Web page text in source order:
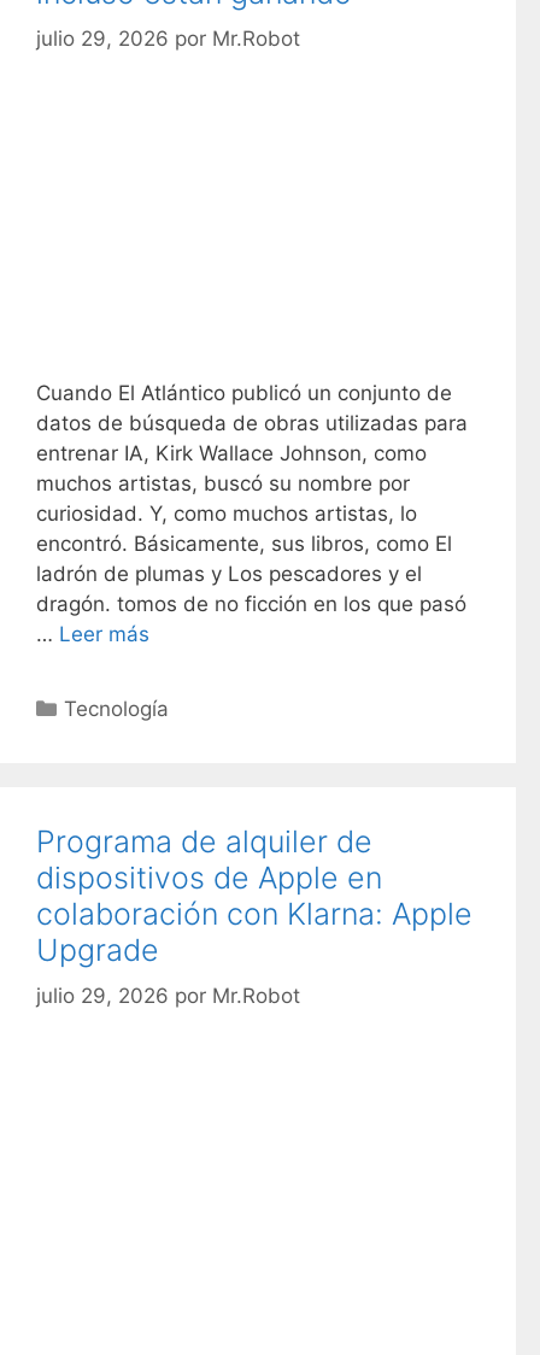
s
julio 29, 2026 por Mr.Robot
Cuando El Atlántico publicó un conjunto de
datos de búsqueda de obras utilizadas para
entrenar IA, Kirk Wallace Johnson, como
muchos artistas, buscó su nombre por
curiosidad. Y, como muchos artistas, lo
encontró. Básicamente, sus libros, como El
ladrón de plumas y Los pescadores y el
dragón. tomos de no ficción en los que pasó
… Leer más
C
o
r
í
a
s
Tecnología
Programa de alquiler de
dispositivos de Apple en
colaboración con Klarna: Apple
Upgrade
julio 29, 2026 por Mr.Robot